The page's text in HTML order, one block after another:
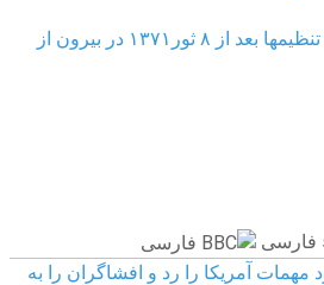
جنگهای داخلی ومظالم تنظیمها بعد از ۸ ثور۱۳۷۱ در بیرون از
آمریکا را رد و افشاگران را به